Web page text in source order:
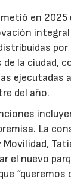
en 2025
la ciudad,
ejecutadas
del año.
La
el nuevo
“queremos